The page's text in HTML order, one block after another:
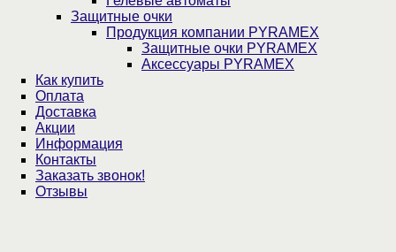
Защитные очки
Продукция компании PYRAMEX
Защитные очки PYRAMEX
Аксессуары PYRAMEX
Как купить
Оплата
Доставка
Акции
Информация
Контакты
Заказать звонок!
Отзывы